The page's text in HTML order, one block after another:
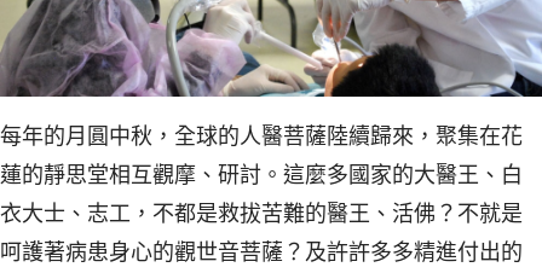
每年的月圓中秋，全球的人醫菩薩陸續歸來，聚集在花
蓮的靜思堂相互觀摩、研討。這麼多國家的大醫王、白
衣大士、志工，不都是救拔苦難的醫王、活佛？不就是
呵護著病患身心的觀世音菩薩？及許許多多精進付出的